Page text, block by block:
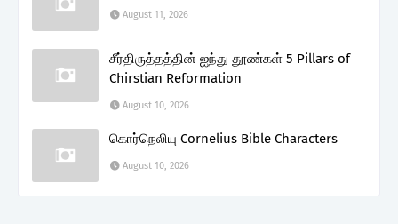
August 11, 2026
சீர்திருத்தத்தின் ஐந்து தூண்கள் 5 Pillars of
Chirstian Reformation
August 10, 2026
கொர்நெலியு Cornelius Bible Characters
August 10, 2026